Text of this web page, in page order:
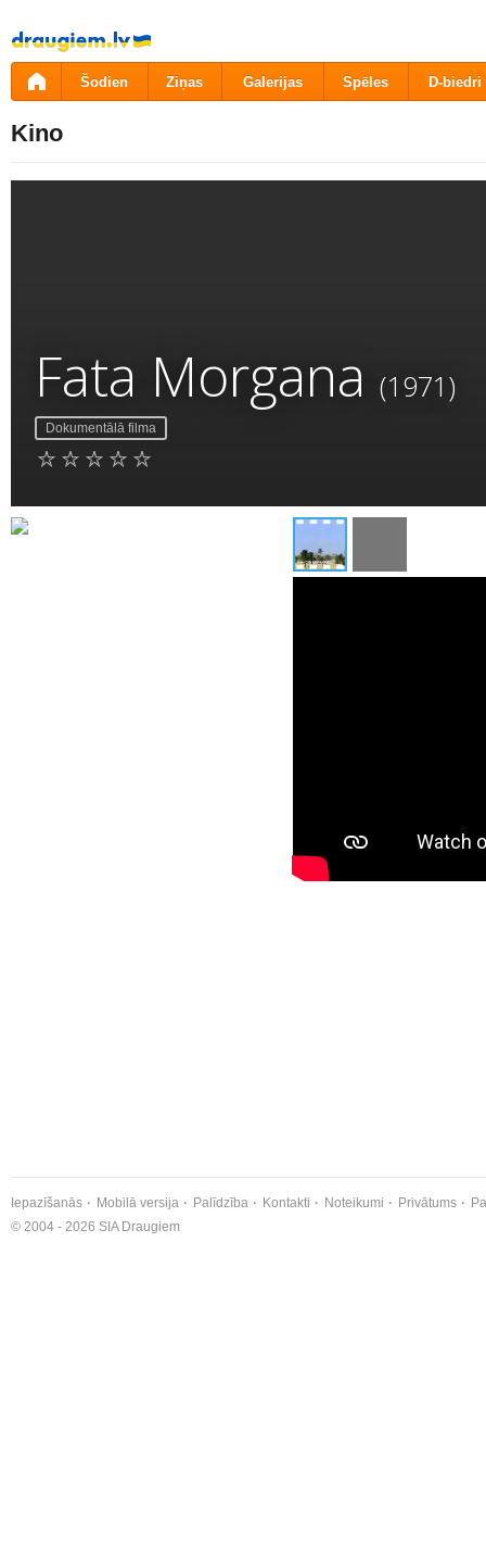
Pāriet
uz
saturu
Šodien Ziņas Galerijas Spēles D-biedri
Kino
Fata Morgana (1971)
Dokumentālā filma
Iepazīšanās Mobilā versija Palīdzība Kontakti Noteikumi Privātums
© 2004 - 2026 SIA Draugiem